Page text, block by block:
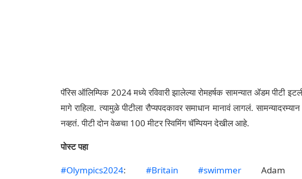
पॅरिस ऑलिम्पिक 2024 मध्ये रविवारी झालेल्या रोमहर्षक सामन्यात ॲडम पीटी
मागे राहिला. त्यामुळे पीटीला रौप्यपदकावर समाधान मानावं लागलं.
नव्हतं. पीटी दोन वेळचा 100 मीटर स्विमिंग चॅम्पियन देखील आहे.
पोस्ट पहा
#Olympics2024: #Britain #swimmer Adam